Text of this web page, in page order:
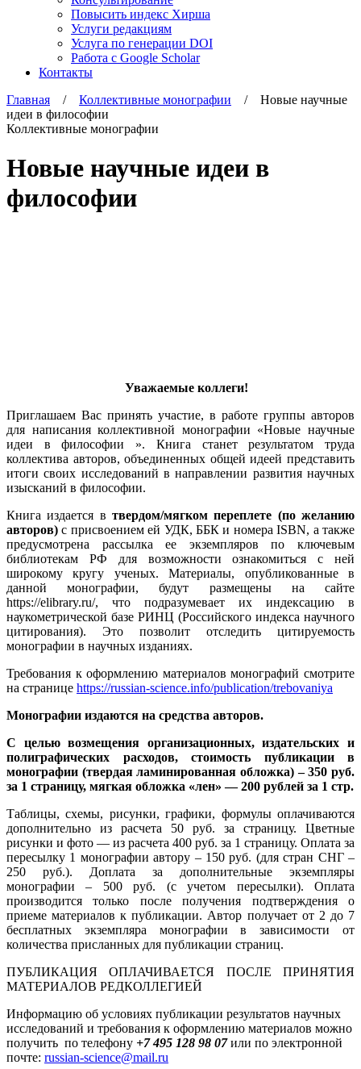
Повысить индекс Хирша
Услуги редакциям
Услуга по генерации DOI
Работа с Google Scholar
Контакты
Главная / Коллективные монографии / Новые научные
идеи в философии
Коллективные монографии
Новые научные идеи в
философии
Уважаемые коллеги!
Приглашаем Вас принять участие, в работе группы авторов
для написания коллективной монографии «Новые научные
идеи в философии ». Книга станет результатом труда
коллектива авторов, объединенных общей идеей представить
итоги своих исследований в направлении развития научных
изысканий в философии.
Книга издается в твердом/мягком переплете (по желанию
авторов) с присвоением ей УДК, ББК и номера ISBN, а также
предусмотрена рассылка ее экземпляров по ключевым
библиотекам РФ для возможности ознакомиться с ней
широкому кругу ученых. Материалы, опубликованные в
данной монографии, будут размещены на сайте
https://elibrary.ru/, что подразумевает их индексацию в
наукометрической базе РИНЦ (Российского индекса научного
цитирования). Это позволит отследить цитируемость
монографии в научных изданиях.
Требования к оформлению материалов монографий смотрите
на странице https://russian-science.info/publication/trebovaniya
Монографии издаются на средства авторов.
С целью возмещения организационных, издательских и
полиграфических расходов, стоимость публикации в
монографии (твердая ламинированная обложка) – 350 руб.
за 1 страницу, мягкая обложка «лен» — 200 рублей за 1 стр.
Таблицы, схемы, рисунки, графики, формулы оплачиваются
дополнительно из расчета 50 руб. за страницу. Цветные
рисунки и фото — из расчета 400 руб. за 1 страницу. Оплата за
пересылку 1 монографии автору – 150 руб. (для стран СНГ –
250 руб.). Доплата за дополнительные экземпляры
монографии – 500 руб. (с учетом пересылки). Оплата
производится только после получения подтверждения о
приеме материалов к публикации. Автор получает от 2 до 7
бесплатных экземпляра монографии в зависимости от
количества присланных для публикации страниц.
ПУБЛИКАЦИЯ ОПЛАЧИВАЕТСЯ ПОСЛЕ ПРИНЯТИЯ
МАТЕРИАЛОВ РЕДКОЛЛЕГИЕЙ
Информацию об условиях публикации результатов научных
исследований и требования к оформлению материалов можно
получить по телефону +7 495 128 98 07или по электронной
почте: russian-science@mail.ru